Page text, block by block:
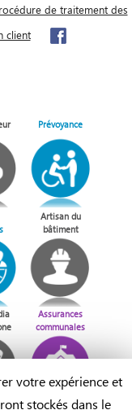
de traitement des
client
Prévoyance
Artisan du
bâtiment
Assurances
communales
votre expérience et
stockés dans le